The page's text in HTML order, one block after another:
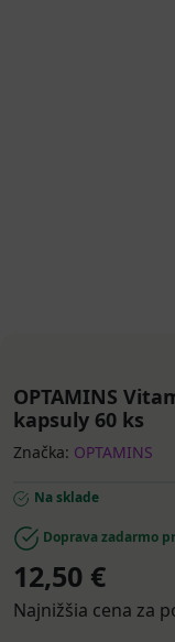
OPTAMINS
kapsuly 60 ks
Značka: OPTAMINS
Na sklade
Doprava zadarmo
12,50 €
Najnižšia cena za